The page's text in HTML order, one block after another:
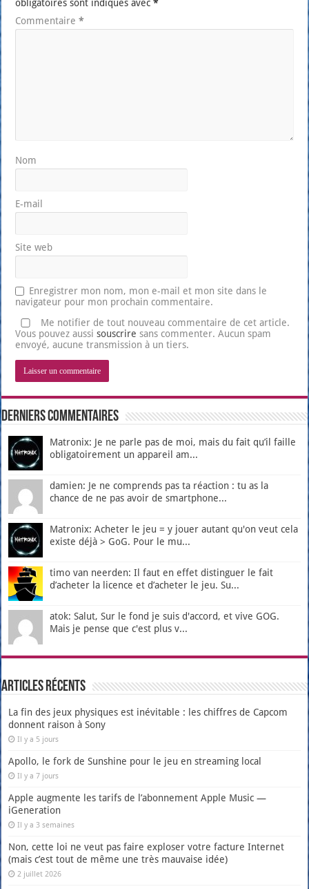
obligatoires sont indiqués avec*
Commentaire*
Nom
E-mail
Site web
Enregistrer mon nom, mon e-mail et mon site dans le
navigateur pour mon prochain commentaire.
Me notifier de tout nouveau commentaire de cet article.
Vous pouvez aussisouscrire sans commenter. Aucun spam
envoyé, aucune transmission à un tiers.
Derniers Commentaires
Matronix: Je ne parle pas de moi, mais du fait qu’il faille
obligatoirement un appareil am...
damien: Je ne comprends pas ta réaction : tu as la
chance de ne pas avoir de smartphone...
Matronix: Acheter le jeu = y jouer autant qu'on veut cela
existe déjà > GoG. Pour le mu...
timo van neerden: Il faut en effet distinguer le fait
d’acheter la licence et d’acheter le jeu. Su...
atok: Salut, Sur le fond je suis d'accord, et vive GOG.
Mais je pense que c'est plus v...
Articles récents
La fin des jeux physiques est inévitable : les chiffres de Capcom
donnent raison à Sony
Il y a 5 jours
Apollo, le fork de Sunshine pour le jeu en streaming local
Il y a 7 jours
Apple augmente les tarifs de l’abonnement Apple Music —
iGeneration
Il y a 3 semaines
Non, cette loi ne veut pas faire exploser votre facture Internet
(mais c’est tout de même une très mauvaise idée)
2 juillet 2026